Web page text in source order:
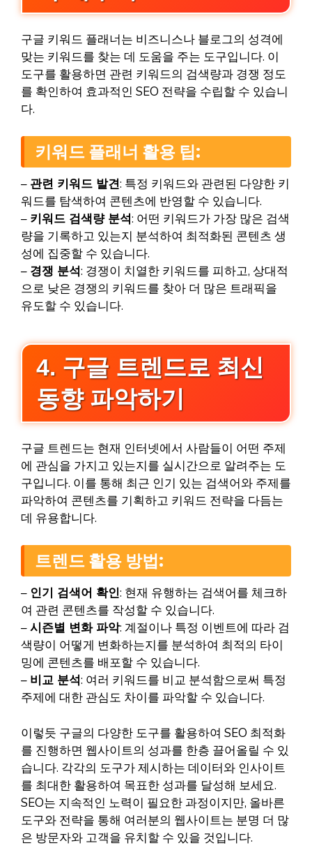
구글 키워드 플래너는 비즈니스나 블로그의 성격에
맞는 키워드를 찾는 데 도움을 주는 도구입니다. 이
도구를 활용하면 관련 키워드의 검색량과 경쟁 정도
를 확인하여 효과적인 SEO 전략을 수립할 수 있습니
다.
키워드 플래너 활용 팁:
– 관련 키워드 발견: 특정 키워드와 관련된 다양한 키
워드를 탐색하여 콘텐츠에 반영할 수 있습니다.
– 키워드 검색량 분석: 어떤 키워드가 가장 많은 검색
량을 기록하고 있는지 분석하여 최적화된 콘텐츠 생
성에 집중할 수 있습니다.
– 경쟁 분석: 경쟁이 치열한 키워드를 피하고, 상대적
으로 낮은 경쟁의 키워드를 찾아 더 많은 트래픽을
유도할 수 있습니다.
4. 구글 트렌드로 최신
동향 파악하기
구글 트렌드는 현재 인터넷에서 사람들이 어떤 주제
에 관심을 가지고 있는지를 실시간으로 알려주는 도
구입니다. 이를 통해 최근 인기 있는 검색어와 주제를
파악하여 콘텐츠를 기획하고 키워드 전략을 다듬는
데 유용합니다.
트렌드 활용 방법:
– 인기 검색어 확인: 현재 유행하는 검색어를 체크하
여 관련 콘텐츠를 작성할 수 있습니다.
–시즌별 변화 파악: 계절이나 특정 이벤트에 따라 검
색량이 어떻게 변화하는지를 분석하여 최적의 타이
밍에 콘텐츠를 배포할 수 있습니다.
– 비교 분석: 여러 키워드를 비교 분석함으로써 특정
주제에 대한 관심도 차이를 파악할 수 있습니다.
이렇듯 구글의 다양한 도구를 활용하여 SEO 최적화
를 진행하면 웹사이트의 성과를 한층 끌어올릴 수 있
습니다. 각각의 도구가 제시하는 데이터와 인사이트
를 최대한 활용하여 목표한 성과를 달성해 보세요.
SEO는 지속적인 노력이 필요한 과정이지만, 올바른
도구와 전략을 통해 여러분의 웹사이트는 분명 더 많
은 방문자와 고객을 유치할 수 있을 것입니다.